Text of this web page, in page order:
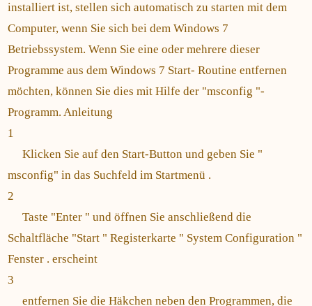
installiert ist, stellen sich automatisch zu starten mit dem
Computer, wenn Sie sich bei dem Windows 7
Betriebssystem. Wenn Sie eine oder mehrere dieser
Programme aus dem Windows 7 Start- Routine entfernen
möchten, können Sie dies mit Hilfe der "msconfig "-
Programm. Anleitung
1
Klicken Sie auf den Start-Button und geben Sie "
msconfig" in das Suchfeld im Startmenü .
2
Taste "Enter " und öffnen Sie anschließend die
Schaltfläche "Start " Registerkarte " System Configuration "
Fenster . erscheint
3
entfernen Sie die Häkchen neben den Programmen, die